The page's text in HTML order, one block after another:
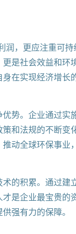
润，更应注重可
是社会效益和环
在实现经济增长
势。企业通过实
和法规的不断变
动全球环保事业
的积累。通过建
是企业最宝贵的
强有力的保障。